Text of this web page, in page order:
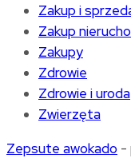
Zakup i
Zakup
Zakupy
Zdrowie
Zdrowie i uroda
Zwierzęta
Zepsute awokado -